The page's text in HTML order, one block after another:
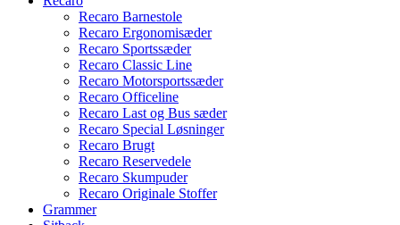
Recaro Barnestole
Recaro Ergonomisæder
Recaro Sportssæder
Recaro Classic Line
Recaro Motorsportssæder
Recaro Officeline
Recaro Last og Bus sæder
Recaro Special Løsninger
Recaro Brugt
Recaro Reservedele
Recaro Skumpuder
Recaro Originale Stoffer
Grammer